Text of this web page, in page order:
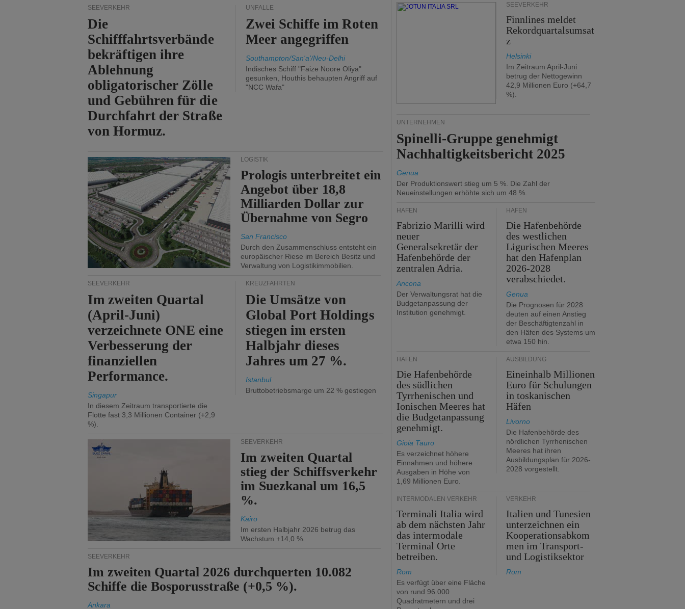
SEEVERKEHR
Die
Schifffahrtsverbände
bekräftigen ihre
Ablehnung
obligatorischer Zölle
und Gebühren für die
Durchfahrt der Straße
von Hormuz.
UNFÄLLE
Zwei Schiffe im Roten
Meer angegriffen
Southampton/San'a'/Neu-Delhi
Indisches Schiff "Faize Noore Oliya"
gesunken, Houthis behaupten Angriff auf
"NCC Wafa"
LOGISTIK
Prologis unterbreitet ein
Angebot über 18,8
Milliarden Dollar zur
Übernahme von Segro
San Francisco
Durch den Zusammenschluss entsteht ein
europäischer Riese im Bereich Besitz und
Verwaltung von Logistikimmobilien.
SEEVERKEHR
Im zweiten Quartal
(April-Juni)
verzeichnete ONE eine
Verbesserung der
finanziellen
Performance.
Singapur
In diesem Zeitraum transportierte die
Flotte fast 3,3 Millionen Container (+2,9
%).
KREUZFAHRTEN
Die Umsätze von
Global Port Holdings
stiegen im ersten
Halbjahr dieses
Jahres um 27 %.
Istanbul
Bruttobetriebsmarge um 22 % gestiegen
SEEVERKEHR
Im zweiten Quartal
stieg der Schiffsverkehr
im Suezkanal um 16,5
%.
Kairo
Im ersten Halbjahr 2026 betrug das
Wachstum +14,0 %.
SEEVERKEHR
Im zweiten Quartal 2026 durchquerten 10.082
Schiffe die Bosporusstraße (+0,5 %).
Ankara
SEEVERKEHR
Finnlines meldet
Rekordquartalsumsat
z
Helsinki
Im Zeitraum April-Juni
betrug der Nettogewinn
42,9 Millionen Euro (+64,7
%).
UNTERNEHMEN
Spinelli-Gruppe genehmigt
Nachhaltigkeitsbericht 2025
Genua
Der Produktionswert stieg um 5 %. Die Zahl der
Neueinstellungen erhöhte sich um 48 %.
HÄFEN
Fabrizio Marilli wird
neuer
Generalsekretär der
Hafenbehörde der
zentralen Adria.
Ancona
Der Verwaltungsrat hat die
Budgetanpassung der
Institution genehmigt.
HÄFEN
Die Hafenbehörde
des westlichen
Ligurischen Meeres
hat den Hafenplan
2026-2028
verabschiedet.
Genua
Die Prognosen für 2028
deuten auf einen Anstieg
der Beschäftigtenzahl in
den Häfen des Systems um
etwa 150 hin.
HÄFEN
Die Hafenbehörde
des südlichen
Tyrrhenischen und
Ionischen Meeres hat
die Budgetanpassung
genehmigt.
Gioia Tauro
Es verzeichnet höhere
Einnahmen und höhere
Ausgaben in Höhe von
1,69 Millionen Euro.
AUSBILDUNG
Eineinhalb Millionen
Euro für Schulungen
in toskanischen
Häfen
Livorno
Die Hafenbehörde des
nördlichen Tyrrhenischen
Meeres hat ihren
Ausbildungsplan für 2026-
2028 vorgestellt.
INTERMODALEN VERKEHR
Terminali Italia wird
ab dem nächsten Jahr
das intermodale
Terminal Orte
betreiben.
Rom
Es verfügt über eine Fläche
von rund 96.000
Quadratmetern und drei
VERKEHR
Italien und Tunesien
unterzeichnen ein
Kooperationsabkom
men im Transport-
und Logistiksektor
Rom